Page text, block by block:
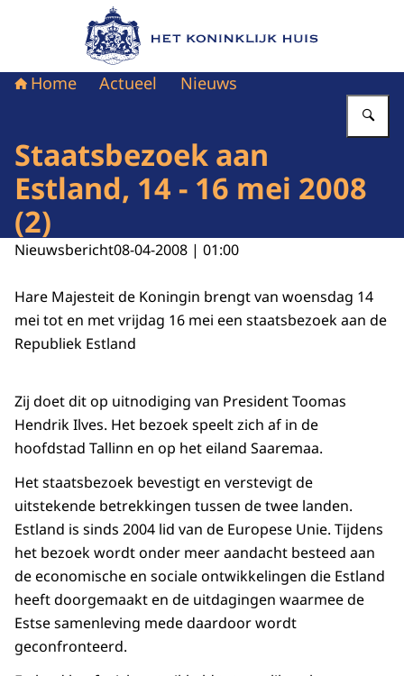
Naar de homepage van Het Koninklijk Huis
Home Actueel Nieuws
Staatsbezoek aan
Estland, 14 - 16 mei 2008
(2)
Nieuwsbericht08-04-2008 | 01:00
Hare Majesteit de Koningin brengt van woensdag 14
mei tot en met vrijdag 16 mei een staatsbezoek aan de
Republiek Estland
Zij doet dit op uitnodiging van President Toomas
Hendrik Ilves. Het bezoek speelt zich af in de
hoofdstad Tallinn en op het eiland Saaremaa.
Het staatsbezoek bevestigt en verstevigt de
uitstekende betrekkingen tussen de twee landen.
Estland is sinds 2004 lid van de Europese Unie. Tijdens
het bezoek wordt onder meer aandacht besteed aan
de economische en sociale ontwikkelingen die Estland
heeft doorgemaakt en de uitdagingen waarmee de
Estse samenleving mede daardoor wordt
geconfronteerd.